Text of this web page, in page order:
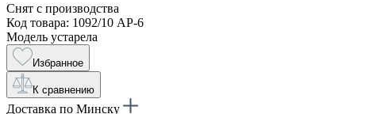
Снят с производства
Код товара: 1092/10 AP-6
Модель устарела
Избранное
К сравнению
Доставка по Минску